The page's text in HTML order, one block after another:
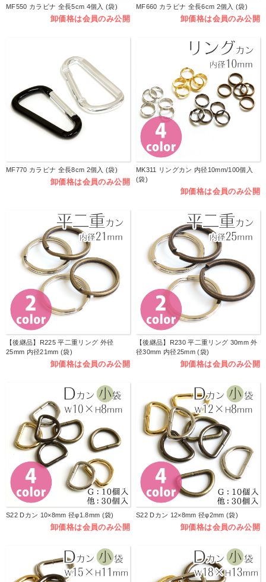
MF550 カラビナ 全長5cm 4個入 (袋)
卸価格は会員のみ公開
MF660 カラビナ 全長6cm 2個入 (袋)
卸価格は会員のみ公開
MF770 カラビナ 全長8cm 2個入 (袋)
卸価格は会員のみ公開
MK311 リングカン 内径10mm/100個入
(袋)
卸価格は会員のみ公開
【後継品】R225 平二重リング 外径
25mm 内径21mm (袋)
卸価格は会員のみ公開
【後継品】R230 平二重リング 30mm 外
径30mm 内径25mm (袋)
卸価格は会員のみ公開
S22 Dカン 10×8mm 径φ1.8mm (袋)
卸価格は会員のみ公開
S22 Dカン 12×8mm 径φ2mm (袋)
卸価格は会員のみ公開